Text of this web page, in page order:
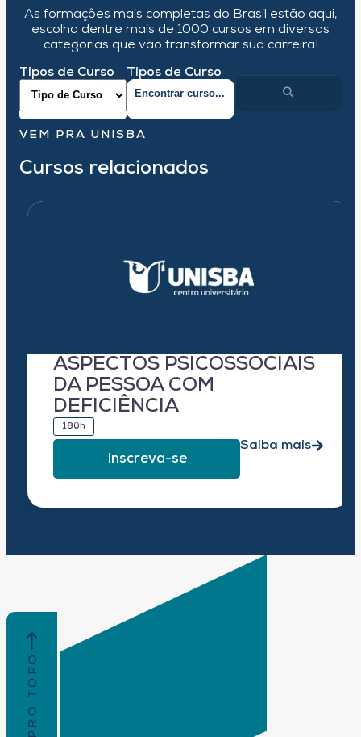
As formações mais completas do Brasil estão aqui,
escolha dentre mais de 1000 cursos em diversas
categorias que vão transformar sua carreira!
Tipos de Curso Tipos de Curso
VEM PRA UNISBA
Cursos relacionados
ASPECTOS PSICOSSOCIAIS
DA PESSOA COM
DEFICIÊNCIA
180h
Inscreva-se
Saiba mais